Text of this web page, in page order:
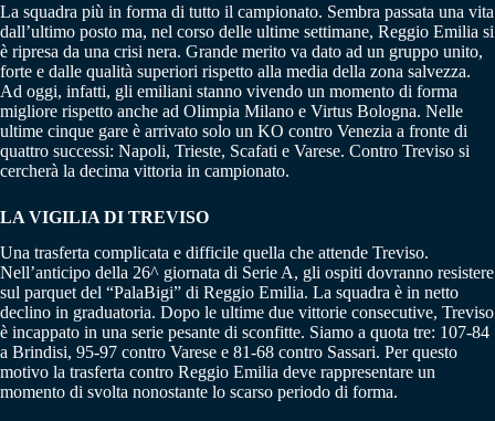
La squadra più in forma di tutto il campionato. Sembra passata una vita
dall’ultimo posto ma, nel corso delle ultime settimane, Reggio Emilia si
è ripresa da una crisi nera. Grande merito va dato ad un gruppo unito,
forte e dalle qualità superiori rispetto alla media della zona salvezza.
Ad oggi, infatti, gli emiliani stanno vivendo un momento di forma
migliore rispetto anche ad Olimpia Milano e Virtus Bologna. Nelle
ultime cinque gare è arrivato solo un KO contro Venezia a fronte di
quattro successi: Napoli, Trieste, Scafati e Varese. Contro Treviso si
cercherà la decima vittoria in campionato.
LA VIGILIA DI TREVISO
Una trasferta complicata e difficile quella che attende Treviso.
Nell’anticipo della 26^ giornata di Serie A, gli ospiti dovranno resistere
sul parquet del “PalaBigi” di Reggio Emilia. La squadra è in netto
declino in graduatoria. Dopo le ultime due vittorie consecutive, Treviso
è incappato in una serie pesante di sconfitte. Siamo a quota tre: 107-84
a Brindisi, 95-97 contro Varese e 81-68 contro Sassari. Per questo
motivo la trasferta contro Reggio Emilia deve rappresentare un
momento di svolta nonostante lo scarso periodo di forma.